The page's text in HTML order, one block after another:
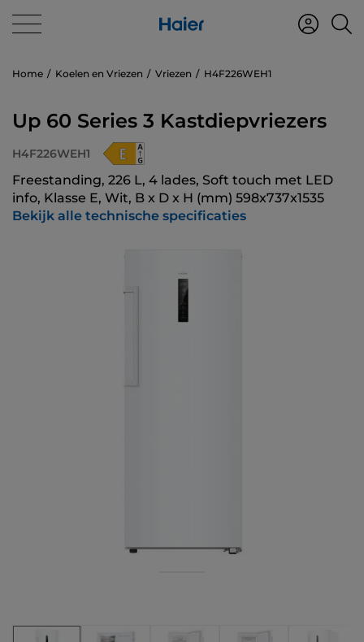
Home Koelen en Vriezen Vriezen H4F226WEH1
Up 60 Series 3 Kastdiepvriezers
H4F226WEH1
Freestanding, 226 L, 4 lades, Soft touch met LED
info, Klasse E, Wit, B x D x H (mm) 598x737x1535
Bekijk alle technische specificaties